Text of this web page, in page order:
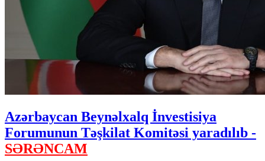
Azərbaycan Beynəlxalq İnvestisiya
Forumunun Təşkilat Komitəsi yaradılıb -
SƏRƏNCAM